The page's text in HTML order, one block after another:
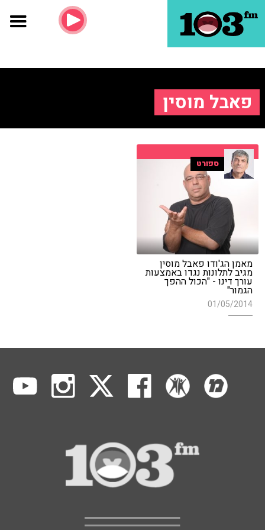
פאבל מוסין
ספורט
מאמן הג'ודו פאבל מוסין
מגיב לתלונות נגדו באמצעות
עורך דינו - "הכול ההפך
הגמור"
01/05/2014